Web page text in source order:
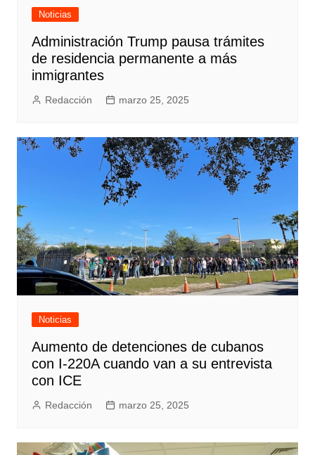
Noticias
Administración Trump pausa trámites
de residencia permanente a más
inmigrantes
Redacción marzo 25, 2025
Noticias
Aumento de detenciones de cubanos
con I-220A cuando van a su entrevista
con ICE
Redacción marzo 25, 2025